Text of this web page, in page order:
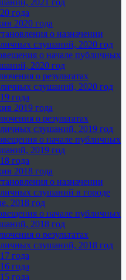
2021 год
года
2020 года
о назначении
слушаний, 2020 год
о начале публичных
2020 год
о результатах
слушаний, 2020 год
года
2019 года
о результатах
слушаний, 2019 год
о начале публичных
2019 год
года
2018 года
о назначении
слушаний в городе
2018 год
о начале публичных
2018 год
о результатах
слушаний, 2018 год
года
года
года